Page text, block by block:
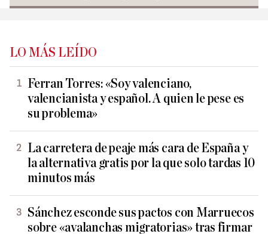
LO MÁS LEÍDO
Ferran Torres: «Soy valenciano,
valencianista y español. A quien le pese es
su problema»
La carretera de peaje más cara de España y
la alternativa gratis por la que solo tardas 10
minutos más
Sánchez esconde sus pactos con Marruecos
sobre «avalanchas migratorias» tras firmar